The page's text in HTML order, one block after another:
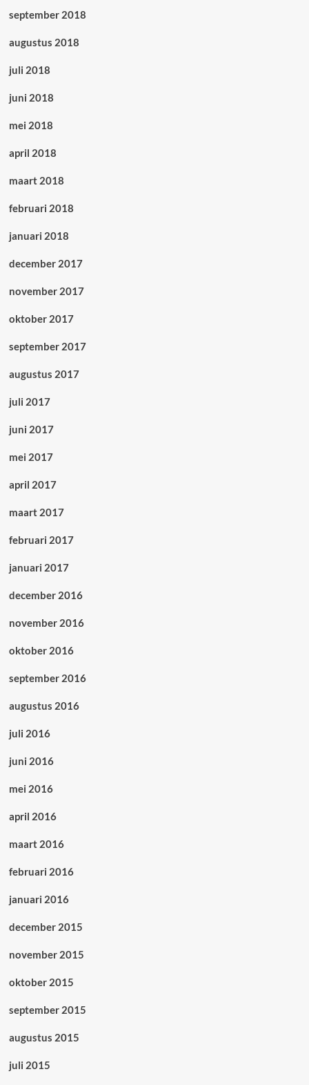
september 2018
augustus 2018
juli 2018
juni 2018
mei 2018
april 2018
maart 2018
februari 2018
januari 2018
december 2017
november 2017
oktober 2017
september 2017
augustus 2017
juli 2017
juni 2017
mei 2017
april 2017
maart 2017
februari 2017
januari 2017
december 2016
november 2016
oktober 2016
september 2016
augustus 2016
juli 2016
juni 2016
mei 2016
april 2016
maart 2016
februari 2016
januari 2016
december 2015
november 2015
oktober 2015
september 2015
augustus 2015
juli 2015